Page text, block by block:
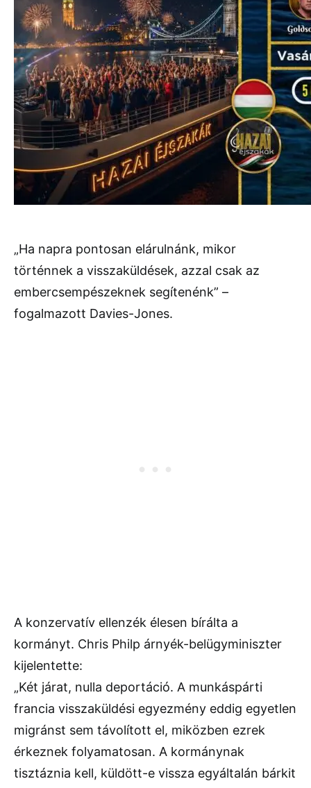
„Ha napra pontosan elárulnánk, mikor
történnek a visszaküldések, azzal csak az
embercsempészeknek segítenénk” –
fogalmazott Davies-Jones.
A konzervatív ellenzék élesen bírálta a
kormányt. Chris Philp árnyék-belügyminiszter
kijelentette:
„Két járat, nulla deportáció. A munkáspárti
francia visszaküldési egyezmény eddig egyetlen
migránst sem távolított el, miközben ezrek
érkeznek folyamatosan. A kormánynak
tisztáznia kell, küldött-e vissza egyáltalán bárkit